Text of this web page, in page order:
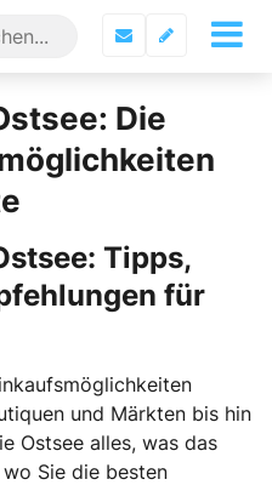
Die
Tipps,
für
und Märkten bis hin
Ostsee alles, was das
Sie die besten